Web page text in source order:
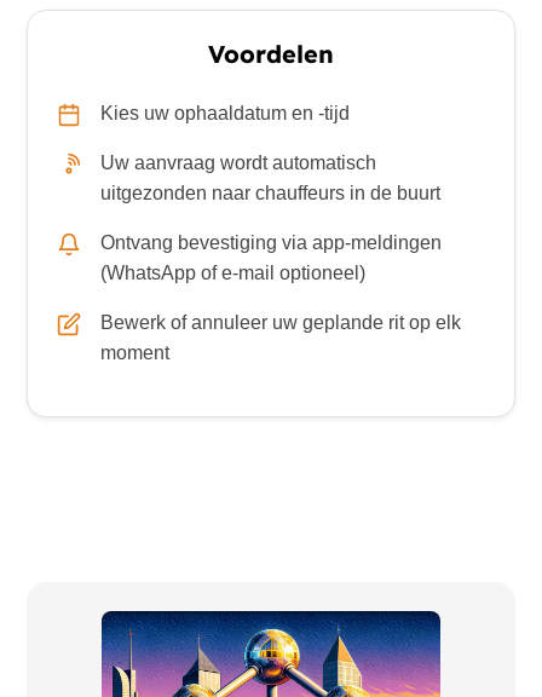
Voordelen
Kies uw ophaaldatum en -tijd
Uw aanvraag wordt automatisch
uitgezonden naar chauffeurs in de buurt
Ontvang bevestiging via app-meldingen
(WhatsApp of e-mail optioneel)
Bewerk of annuleer uw geplande rit op elk
moment